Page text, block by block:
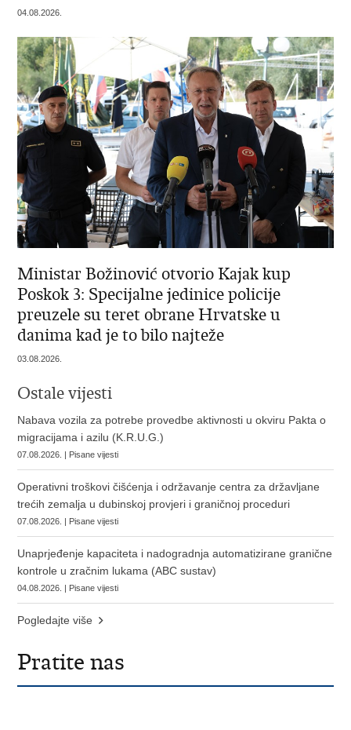
04.08.2026.
Ministar Božinović otvorio Kajak kup
Poskok 3: Specijalne jedinice policije
preuzele su teret obrane Hrvatske u
danima kad je to bilo najteže
03.08.2026.
Ostale vijesti
Nabava vozila za potrebe provedbe aktivnosti u okviru Pakta o
migracijama i azilu (K.R.U.G.)
07.08.2026. | Pisane vijesti
Operativni troškovi čišćenja i održavanje centra za državljane
trećih zemalja u dubinskoj provjeri i graničnoj proceduri
07.08.2026. | Pisane vijesti
Unaprjeđenje kapaciteta i nadogradnja automatizirane granične
kontrole u zračnim lukama (ABC sustav)
04.08.2026. | Pisane vijesti
Pogledajte više
Pratite nas